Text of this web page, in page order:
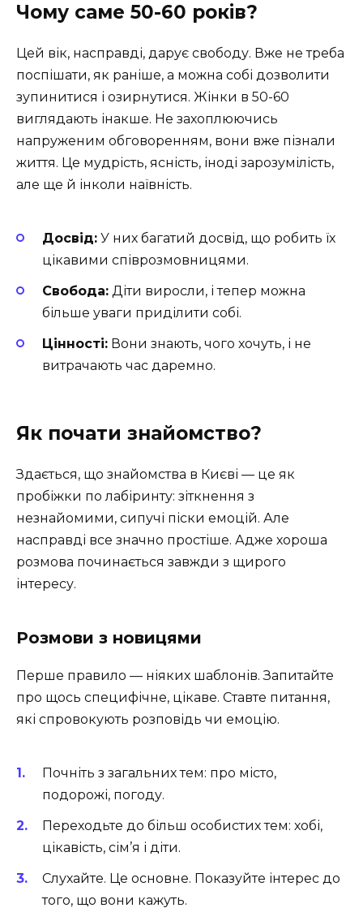
Чому саме 50-60 років?
Цей вік, насправді, дарує свободу. Вже не треба
поспішати, як раніше, а можна собі дозволити
зупинитися і озирнутися. Жінки в 50-60
виглядають інакше. Не захоплюючись
напруженим обговоренням, вони вже пізнали
життя. Це мудрість, ясність, іноді зарозумілість,
але ще й інколи наївність.
Досвід: У них багатий досвід, що робить їх
цікавими співрозмовницями.
Свобода: Діти виросли, і тепер можна
більше уваги приділити собі.
Цінності: Вони знають, чого хочуть, і не
витрачають час даремно.
Як почати знайомство?
Здається, що знайомства в Києві — це як
пробіжки по лабіринту: зіткнення з
незнайомими, сипучі піски емоцій. Але
насправді все значно простіше. Адже хороша
розмова починається завжди з щирого
інтересу.
Розмови з новицями
Перше правило — ніяких шаблонів. Запитайте
про щось специфічне, цікаве. Ставте питання,
які спровокують розповідь чи емоцію.
Почніть з загальних тем: про місто,
подорожі, погоду.
Переходьте до більш особистих тем: хобі,
цікавість, сім’я і діти.
Слухайте. Це основне. Показуйте інтерес до
того, що вони кажуть.